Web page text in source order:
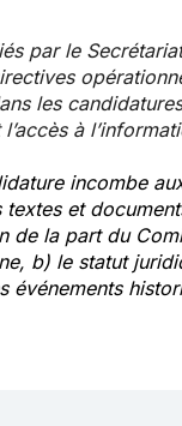
par le
les
à
incombe
et
de la part du
b) le statut